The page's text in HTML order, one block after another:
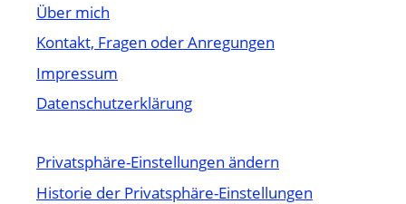
Über mich
Kontakt, Fragen oder Anregungen
Impressum
Datenschutzerklärung
Privatsphäre-Einstellungen ändern
Historie der Privatsphäre-Einstellungen